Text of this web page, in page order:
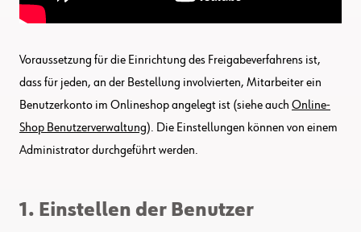
Voraussetzung für die Einrichtung des Freigabeverfahrens ist,
dass für jeden, an der Bestellung involvierten, Mitarbeiter ein
Benutzerkonto im Onlineshop angelegt ist (siehe auch Online-
Shop Benutzerverwaltung). Die Einstellungen können von einem
Administrator durchgeführt werden.
1. Einstellen der Benutzer